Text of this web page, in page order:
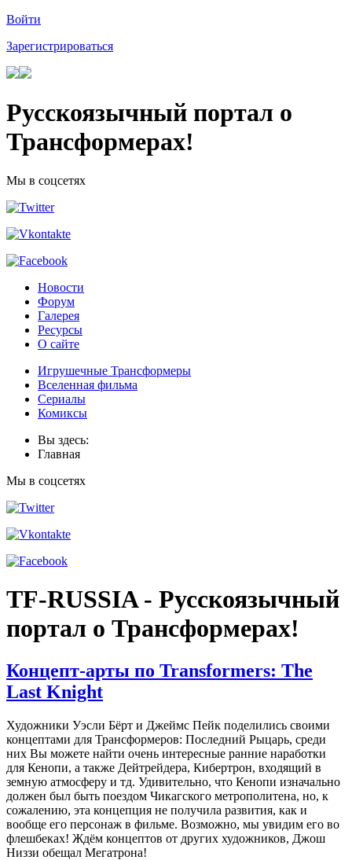
Войти
Зарегистрироваться
Русскоязычный портал о
Трансформерах!
Мы в соцсетях
Новости
Форум
Галерея
Ресурсы
О сайте
Игрушечные Трансформеры
Вселенная фильма
Сериалы
Комиксы
Вы здесь:
Главная
Мы в соцсетях
TF-RUSSIA - Русскоязычный
портал о Трансформерах!
Концепт-арты по Transformers: The
Last Knight
Художники Уэсли Бёрт и Джеймс Пейк поделились своими
концептами для Трансформеров: Последний Рыцарь, среди
них Вы можете найти очень интересные ранние наработки
для Кенопи, а также Дейтрейдера, Кибертрон, входящий в
земную атмосферу и тд. Удивительно, что Кенопи изначально
должен был быть поездом Чикагского метрополитена, но, к
сожалению, эта концепция не получила развития, как и
вообще его персонаж в фильме. Возможно, мы увидим его во
флешбеках! Ждём концептов от других художников, Джош
Низзи обещал Мегатрона!